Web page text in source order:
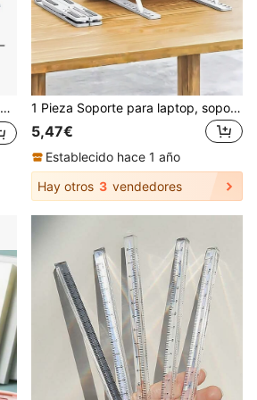
1 Pieza Soporte para laptop, soporte ergonómico portátil de plástico para iPad y teléfono con 10 ángulos ajustables, adecuado para laptops de 12-18 pulgadas, oficina, dormitorio, estudio y viaje
5,47€
Establecido hace 1 año
Hay otros 3 vendedores